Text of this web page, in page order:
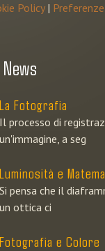
Policy|
News
La Fotografia
Il processo di
un'immagine, a seg
Luminosità e
Si pensa che il
un ottica ci
Fotografia e Colore